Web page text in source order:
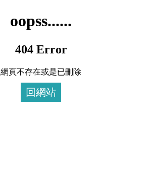
oopss......
404 Error
網頁不存在或是已刪除
回網站